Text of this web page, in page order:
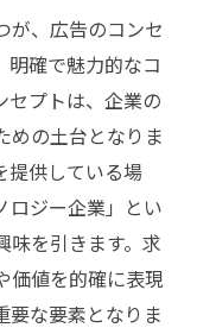
が、広告のコンセ
明確で魅力的なコ
セプトは、企業の
めの土台となりま
提供している場
ロジー企業」とい
味を引きます。求
価値を的確に表現
要な要素となりま